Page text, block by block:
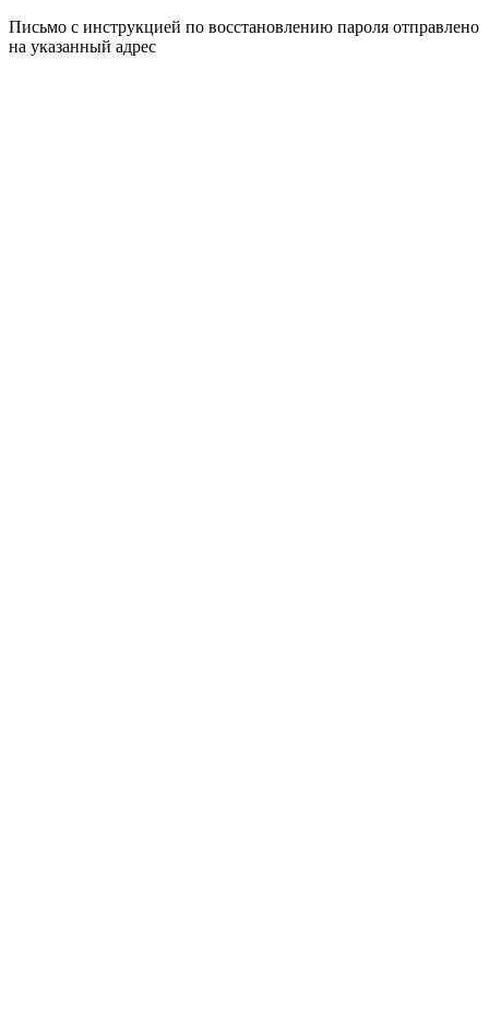
Письмо с инструкцией по восстановлению пароля отправлено
на указанный адрес